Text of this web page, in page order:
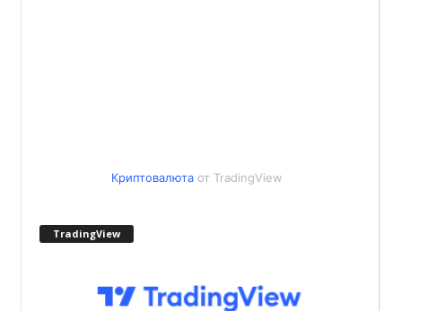
Криптовалютаот TradingView
TradingView